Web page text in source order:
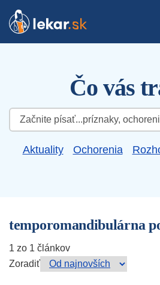
Čo vás
Hľadať:
Aktuality Ochorenia
temporomandibulárna
1 zo 1 článkov
Zoradiť